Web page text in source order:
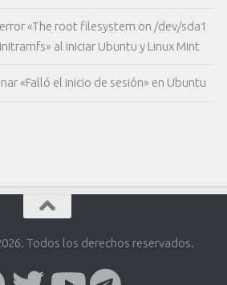
«The root filesystem on /dev/sda1
al iniciar Ubuntu y Linux Mint
«Falló el inicio de sesión» en Ubuntu
Todos los derechos reservados.